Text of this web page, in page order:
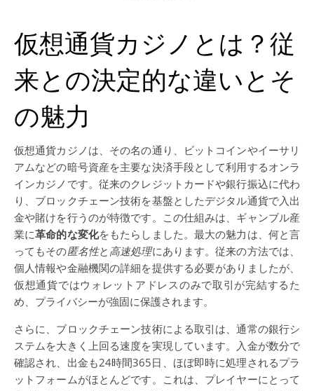
仮想通貨カジノとは？従
来との決定的な違いとそ
の魅力
仮想通貨カジノは、その名の通り、ビットコインやイーサリ
アムなどの暗号資産を主要な決済手段として利用するオンラ
インカジノです。従来のクレジットカードや銀行振込に代わ
り、ブロックチェーン技術を基盤としたデジタル通貨で入出
金や賭けを行うのが特徴です。この仕組みは、ギャンブル産
業に革命的な変化をもたらしました。最大の魅力は、何と言
ってもその匿名性と 高速処理にあります。従来の方法では、
個人情報や金融機関の詳細を提供する必要がありましたが、
仮想通貨ではウォレットアドレスのみで取引が完結するた
め、プライバシーが強固に保護されます。
さらに、ブロックチェーン技術による取引は、通常の銀行シ
ステムを大きく上回る速度を実現しています。入金が数分で
確認され、出金も24時間365日、ほぼ即時に処理されるプラ
ットフォームがほとんどです。これは、プレイヤーにとって